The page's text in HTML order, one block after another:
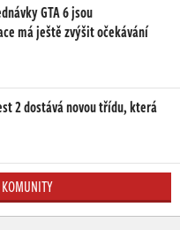
GTA 6 jsou
má ještě zvýšit očekávání
2 dostává novou třídu, která